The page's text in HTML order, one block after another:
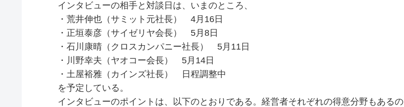
インタビューの相手と対談日は、いまのところ、
・荒井伸也（サミット元社長） 4月16日
・正垣泰彦（サイゼリヤ会長） 5月8日
・石川康晴（クロスカンパニー社長） 5月11日
・川野幸夫（ヤオコー会長） 5月14日
・土屋裕雅（カインズ社長） 日程調整中
を予定している。
インタビューのポイントは、以下のとおりである。経営者それぞれの得意分野もあるの